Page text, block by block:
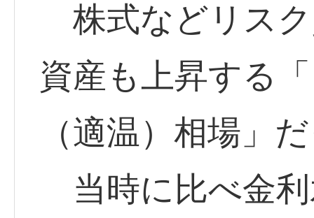
株式などリス
資産も上昇する
（適温）相場」
当時に比べ金